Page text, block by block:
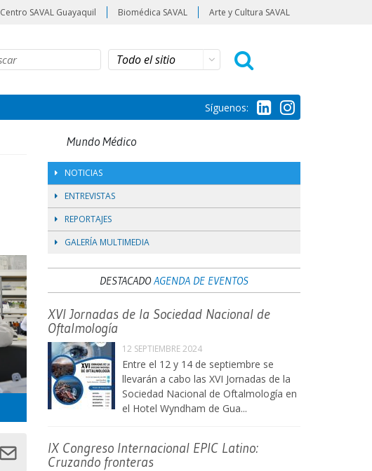
Centro SAVAL Guayaquil Biomédica SAVAL Arte y Cultura SAVAL
Síguenos:
Mundo Médico
NOTICIAS
ENTREVISTAS
REPORTAJES
GALERÍA MULTIMEDIA
DESTACADOAGENDA DE EVENTOS
XVI Jornadas de la Sociedad Nacional de
Oftalmología
12 SEPTIEMBRE 2024
Entre el 12 y 14 de septiembre se
llevarán a cabo las XVI Jornadas de la
Sociedad Nacional de Oftalmología en
el Hotel Wyndham de Gua...
IX Congreso Internacional EPIC Latino:
Cruzando fronteras